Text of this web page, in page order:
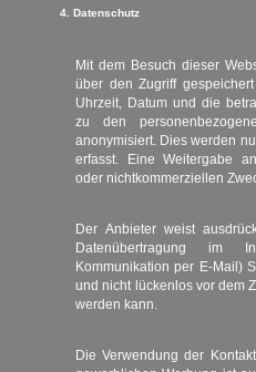
4. Datenschutz
Mit dem Besuch dieser
über den Zugriff
Uhrzeit, Datum und die
zu den
anonymisiert. Dies werden
erfasst. Eine Weitergabe
oder nichtkommerziellen
Der Anbieter weist
Datenübertragung im
Kommunikation per E-Mail)
und nicht lückenlos vor dem
werden kann.
Die Verwendung der